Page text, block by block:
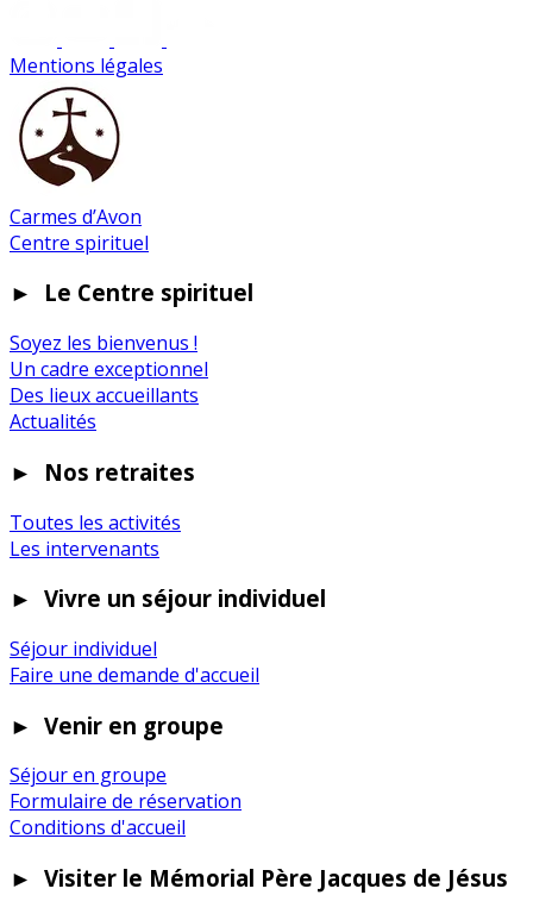
Mentions légales
Carmes d’Avon
Centre spirituel
► Le Centre spirituel
Soyez les bienvenus !
Un cadre exceptionnel
Des lieux accueillants
Actualités
► Nos retraites
Toutes les activités
Les intervenants
► Vivre un séjour individuel
Séjour individuel
Faire une demande d'accueil
► Venir en groupe
Séjour en groupe
Formulaire de réservation
Conditions d'accueil
► Visiter le Mémorial Père Jacques de Jésus